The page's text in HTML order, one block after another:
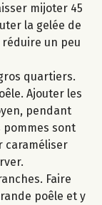
mijoter 45
la gelée de
un peu
quartiers.
Ajouter les
pendant
pommes sont
caraméliser
Faire
poêle et y